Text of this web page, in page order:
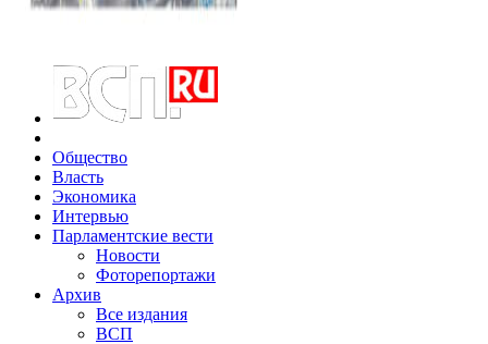
Общество
Власть
Экономика
Интервью
Парламентские вести
Новости
Фоторепортажи
Архив
Все издания
ВСП